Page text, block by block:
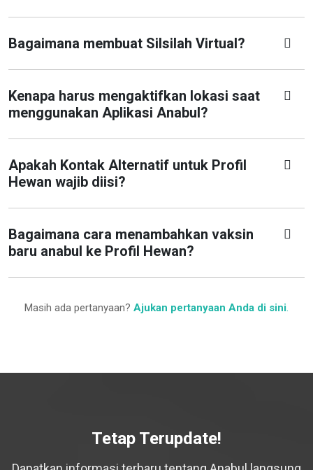
Bagaimana membuat Silsilah Virtual?
Kenapa harus mengaktifkan lokasi saat
menggunakan Aplikasi Anabul?
Apakah Kontak Alternatif untuk Profil
Hewan wajib diisi?
Bagaimana cara menambahkan vaksin
baru anabul ke Profil Hewan?
Masih ada pertanyaan? Ajukan pertanyaan Anda di sini.
Tetap Terupdate!